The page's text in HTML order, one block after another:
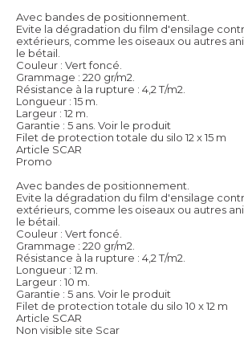
Avec bandes de positionnement.
Evite la dégradation du film d'ensilage
extérieurs, comme les oiseaux ou autres
le bétail.
Couleur : Vert foncé.
Grammage : 220 gr/m2.
Résistance à la rupture : 4,2 T/m2.
Longueur : 15 m.
Largeur : 12 m.
Garantie : 5 ans. Voir le produit
Filet de protection totale du silo 12 x 15 m
Article SCAR
Promo
Avec bandes de positionnement.
Evite la dégradation du film d'ensilage
extérieurs, comme les oiseaux ou autres
le bétail.
Couleur : Vert foncé.
Grammage : 220 gr/m2.
Résistance à la rupture : 4,2 T/m2.
Longueur : 12 m.
Largeur : 10 m.
Garantie : 5 ans. Voir le produit
Filet de protection totale du silo 10 x 12 m
Article SCAR
Non visible site Scar